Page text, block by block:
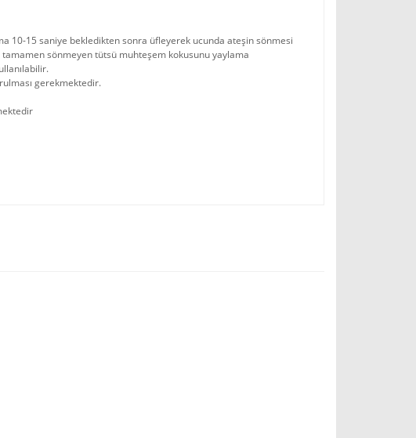
10-15 saniye bekledikten sonra üfleyerek ucunda ateşin sönmesi
sönmeyen tütsü muhteşem kokusunu yaylama
gerekmektedir.